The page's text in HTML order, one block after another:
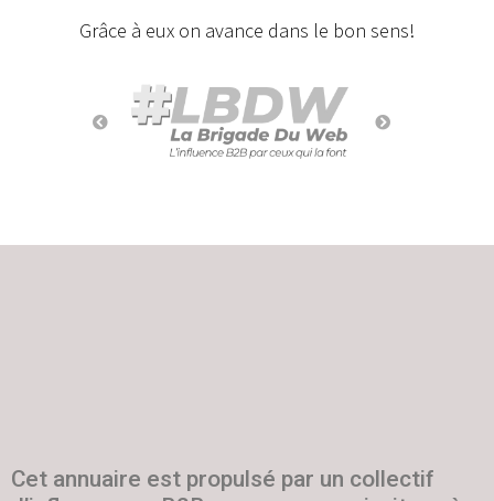
Grâce à eux on avance dans le bon sens!
Cet annuaire est propulsé par un collectif